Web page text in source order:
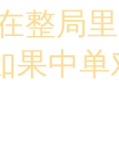
整局
果中